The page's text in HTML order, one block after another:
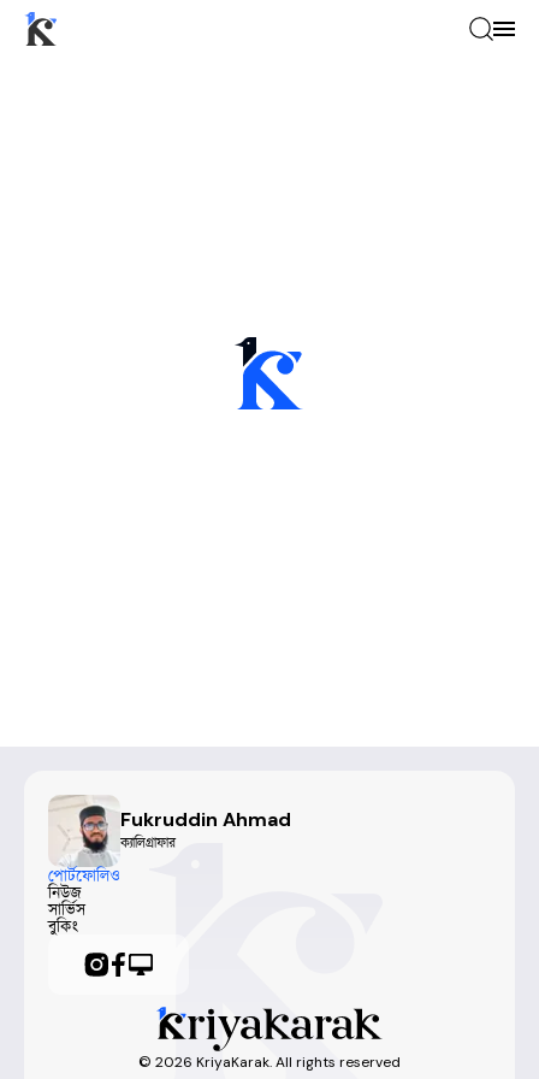
Fukruddin Ahmad
ক্যালিগ্রাফার
পোর্টফোলিও
নিউজ
সার্ভিস
বুকিং
© 2026 KriyaKarak. All rights reserved